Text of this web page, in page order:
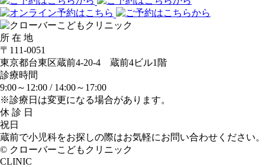
所 在 地
〒111-0051
東京都台東区蔵前4-20-4 蔵前4ビル1階
診療時間
9:00～12:00 / 14:00～17:00
※診療日は変更になる場合があります。
休 診 日
祝日
蔵前で小児科をお探しの際はお気軽にお問い合わせください。
© クローバーこどもクリニック
CLINIC